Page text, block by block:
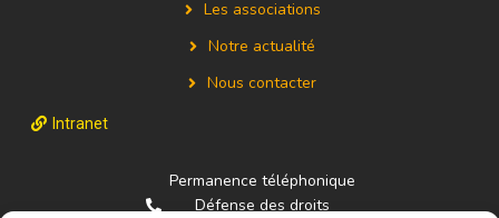
Les associations
Notre actualité
Nous contacter
Intranet
Permanence téléphonique
Défense des droits